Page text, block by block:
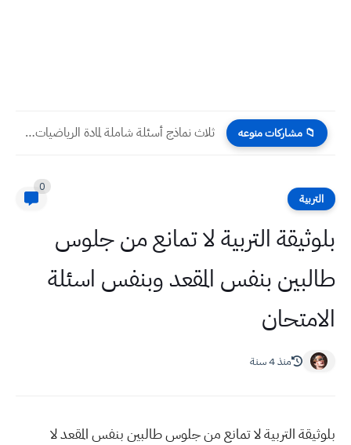
📁 مشاركات منوعه ثلاث نماذج أسئلة شاملة لمادة الرياضيات تمهيداً للامتحان الوزاري صف...
التربية
0
بلوثيقة التربية لا تمانع من جلوس
طالبين بنفس المقعد وبنفس اسئلة
الامتحان
منذ 4 سنة
بلوثيقة التربية لا تمانع من جلوس طالبين بنفس المقعد لا